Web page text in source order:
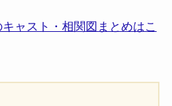
ャスト・相関図まとめはこ